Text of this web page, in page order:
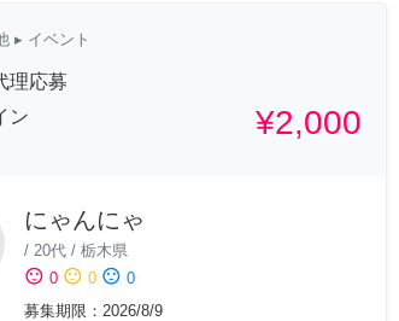
▸ イベント
理応募
ン
¥2,000
にゃんにゃ
/ 20代 / 栃木県
sentiment_satisfied 0 sentiment_neutral 0 sentiment_dissatisfied 0
募集期限 ： 2026/8/9